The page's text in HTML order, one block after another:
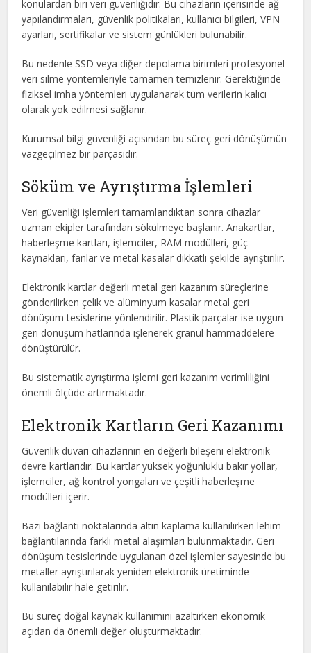
konulardan biri veri güvenliğidir. Bu cihazların içerisinde ağ
yapılandırmaları, güvenlik politikaları, kullanıcı bilgileri, VPN
ayarları, sertifikalar ve sistem günlükleri bulunabilir.
Bu nedenle SSD veya diğer depolama birimleri profesyonel
veri silme yöntemleriyle tamamen temizlenir. Gerektiğinde
fiziksel imha yöntemleri uygulanarak tüm verilerin kalıcı
olarak yok edilmesi sağlanır.
Kurumsal bilgi güvenliği açısından bu süreç geri dönüşümün
vazgeçilmez bir parçasıdır.
Söküm ve Ayrıştırma İşlemleri
Veri güvenliği işlemleri tamamlandıktan sonra cihazlar
uzman ekipler tarafından sökülmeye başlanır. Anakartlar,
haberleşme kartları, işlemciler, RAM modülleri, güç
kaynakları, fanlar ve metal kasalar dikkatli şekilde ayrıştırılır.
Elektronik kartlar değerli metal geri kazanım süreçlerine
gönderilirken çelik ve alüminyum kasalar metal geri
dönüşüm tesislerine yönlendirilir. Plastik parçalar ise uygun
geri dönüşüm hatlarında işlenerek granül hammaddelere
dönüştürülür.
Bu sistematik ayrıştırma işlemi geri kazanım verimliliğini
önemli ölçüde artırmaktadır.
Elektronik Kartların Geri Kazanımı
Güvenlik duvarı cihazlarının en değerli bileşeni elektronik
devre kartlarıdır. Bu kartlar yüksek yoğunluklu bakır yollar,
işlemciler, ağ kontrol yongaları ve çeşitli haberleşme
modülleri içerir.
Bazı bağlantı noktalarında altın kaplama kullanılırken lehim
bağlantılarında farklı metal alaşımları bulunmaktadır. Geri
dönüşüm tesislerinde uygulanan özel işlemler sayesinde bu
metaller ayrıştırılarak yeniden elektronik üretiminde
kullanılabilir hale getirilir.
Bu süreç doğal kaynak kullanımını azaltırken ekonomik
açıdan da önemli değer oluşturmaktadır.